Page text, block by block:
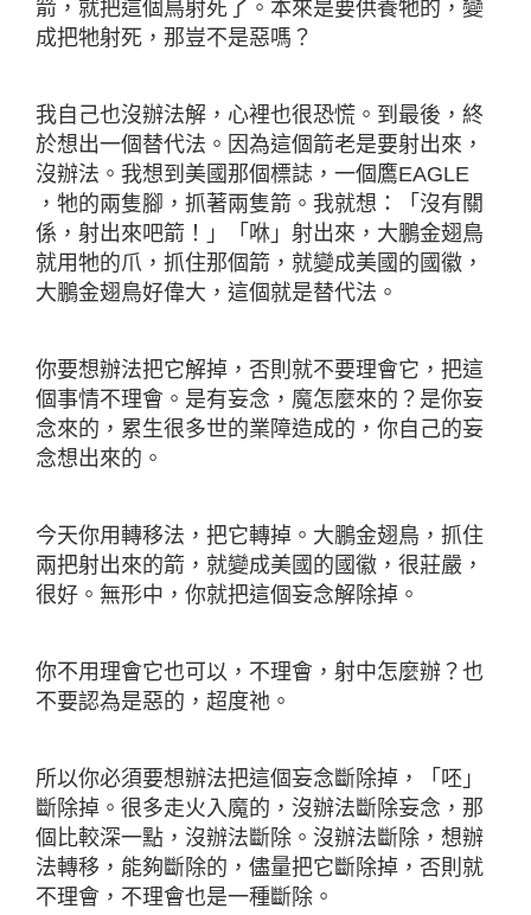
箭，就把這個鳥射死了。本來是要供養牠的，變
成把牠射死，那豈不是惡嗎？
我自己也沒辦法解，心裡也很恐慌。到最後，終
於想出一個替代法。因為這個箭老是要射出來，
沒辦法。我想到美國那個標誌，一個鷹EAGLE
，牠的兩隻腳，抓著兩隻箭。我就想：「沒有關
係，射出來吧箭！」「咻」射出來，大鵬金翅鳥
就用牠的爪，抓住那個箭，就變成美國的國徽，
大鵬金翅鳥好偉大，這個就是替代法。
你要想辦法把它解掉，否則就不要理會它，把這
個事情不理會。是有妄念，魔怎麼來的？是你妄
念來的，累生很多世的業障造成的，你自己的妄
念想出來的。
今天你用轉移法，把它轉掉。大鵬金翅鳥，抓住
兩把射出來的箭，就變成美國的國徽，很莊嚴，
很好。無形中，你就把這個妄念解除掉。
你不用理會它也可以，不理會，射中怎麼辦？也
不要認為是惡的，超度祂。
所以你必須要想辦法把這個妄念斷除掉，「呸」
斷除掉。很多走火入魔的，沒辦法斷除妄念，那
個比較深一點，沒辦法斷除。沒辦法斷除，想辦
法轉移，能夠斷除的，儘量把它斷除掉，否則就
不理會，不理會也是一種斷除。